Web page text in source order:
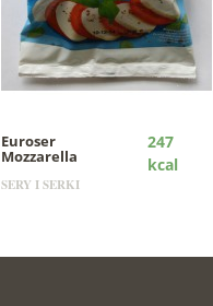
Euroser
Mozzarella
247
kcal
SERY I SERKI